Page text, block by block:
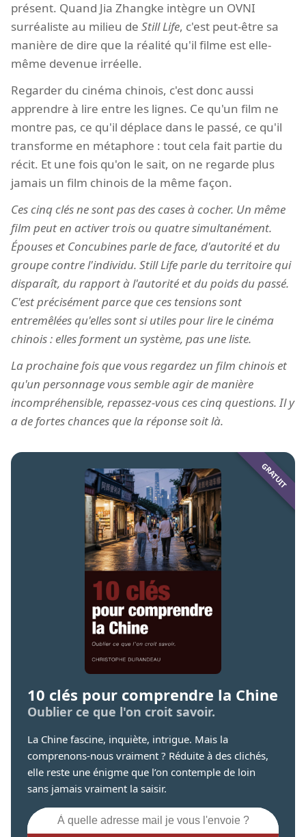
présent. Quand Jia Zhangke intègre un OVNI
surréaliste au milieu de Still Life, c'est peut-être sa
manière de dire que la réalité qu'il filme est elle-
même devenue irréelle.
Regarder du cinéma chinois, c'est donc aussi
apprendre à lire entre les lignes. Ce qu'un film ne
montre pas, ce qu'il déplace dans le passé, ce qu'il
transforme en métaphore : tout cela fait partie du
récit. Et une fois qu'on le sait, on ne regarde plus
jamais un film chinois de la même façon.
Ces cinq clés ne sont pas des cases à cocher. Un même
film peut en activer trois ou quatre simultanément.
Épouses et Concubinesparle de face, d'autorité et du
groupe contre l'individu. Still Lifeparle du territoire qui
disparaît, du rapport à l'autorité et du poids du passé.
C'est précisément parce que ces tensions sont
entremêlées qu'elles sont si utiles pour lire le cinéma
chinois : elles forment un système, pas une liste.
La prochaine fois que vous regardez un film chinois et
qu'un personnage vous semble agir de manière
incompréhensible, repassez-vous ces cinq questions. Il y
a de fortes chances que la réponse soit là.
10 clés pour comprendre la Chine
Oublier ce que l'on croit savoir.
La Chine fascine, inquiète, intrigue. Mais la
comprenons-nous vraiment ? Réduite à des clichés,
elle reste une énigme que l’on contemple de loin
sans jamais vraiment la saisir.